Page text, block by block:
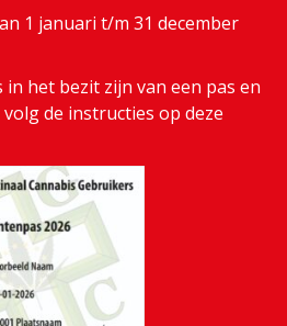
1 januari t/m 31 december
het bezit zijn van een pas en
de instructies op deze